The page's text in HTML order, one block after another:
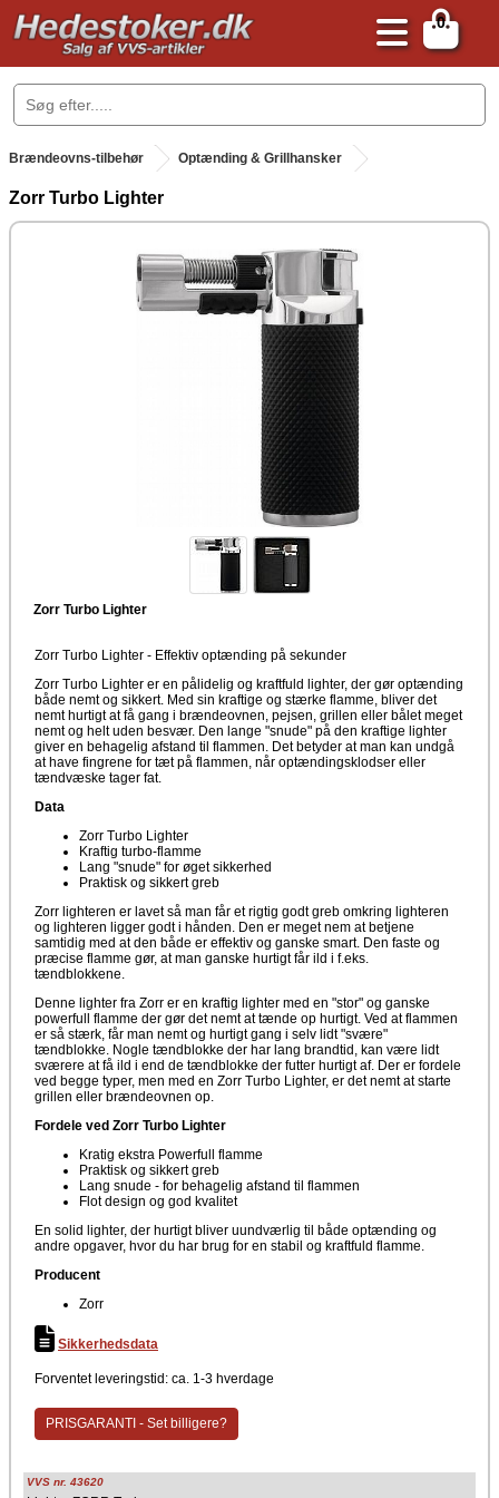
0
.
Brændeovns-tilbehør Optænding & Grillhansker
Zorr Turbo Lighter
Zorr Turbo Lighter
Zorr Turbo Lighter - Effektiv optænding på sekunder
Zorr Turbo Lighter er en pålidelig og kraftfuld lighter, der gør optænding
både nemt og sikkert. Med sin kraftige og stærke flamme, bliver det
nemt hurtigt at få gang i brændeovnen, pejsen, grillen eller bålet meget
nemt og helt uden besvær. Den lange "snude" på den kraftige lighter
giver en behagelig afstand til flammen. Det betyder at man kan undgå
at have fingrene for tæt på flammen, når optændingsklodser eller
tændvæske tager fat.
Data
Zorr Turbo Lighter
Kraftig turbo-flamme
Lang "snude" for øget sikkerhed
Praktisk og sikkert greb
Zorr lighteren er lavet så man får et rigtig godt greb omkring lighteren
og lighteren ligger godt i hånden. Den er meget nem at betjene
samtidig med at den både er effektiv og ganske smart. Den faste og
præcise flamme gør, at man ganske hurtigt får ild i f.eks.
tændblokkene.
Denne lighter fra Zorr er en kraftig lighter med en "stor" og ganske
powerfull flamme der gør det nemt at tænde op hurtigt. Ved at flammen
er så stærk, får man nemt og hurtigt gang i selv lidt "svære"
tændblokke. Nogle tændblokke der har lang brandtid, kan være lidt
sværere at få ild i end de tændblokke der futter hurtigt af. Der er fordele
ved begge typer, men med en Zorr Turbo Lighter, er det nemt at starte
grillen eller brændeovnen op.
Fordele ved Zorr Turbo Lighter
Kratig ekstra Powerfull flamme
Praktisk og sikkert greb
Lang snude - for behagelig afstand til flammen
Flot design og god kvalitet
En solid lighter, der hurtigt bliver uundværlig til både optænding og
andre opgaver, hvor du har brug for en stabil og kraftfuld flamme.
Producent
Zorr
Sikkerhedsdata
Forventet leveringstid: ca. 1-3 hverdage
PRISGARANTI - Set billigere?
VVS nr. 43620